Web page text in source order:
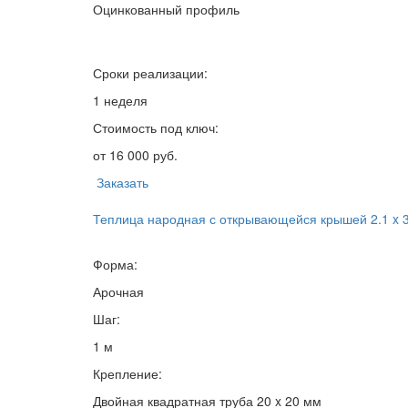
Оцинкованный профиль
Сроки реализации:
1 неделя
Стоимость под ключ:
от 16 000 руб.
Заказать
Теплица народная с открывающейся крышей 2.1 x
Форма:
Арочная
Шаг:
1 м
Крепление:
Двойная квадратная труба 20 x 20 мм